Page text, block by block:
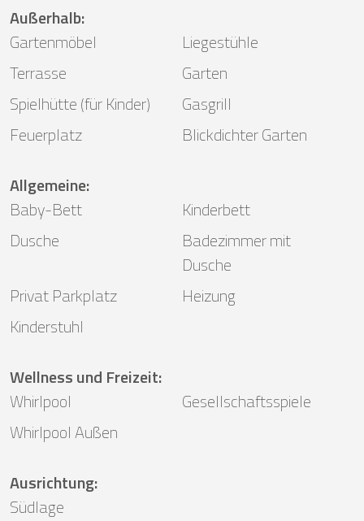
Außerhalb:
Gartenmöbel
Liegestühle
Terrasse
Garten
Spielhütte (für Kinder)
Gasgrill
Feuerplatz
Blickdichter Garten
Allgemeine:
Baby-Bett
Kinderbett
Dusche
Badezimmer mit
Dusche
Privat Parkplatz
Heizung
Kinderstuhl
Wellness und Freizeit:
Whirlpool
Gesellschaftsspiele
Whirlpool Außen
Ausrichtung:
Südlage